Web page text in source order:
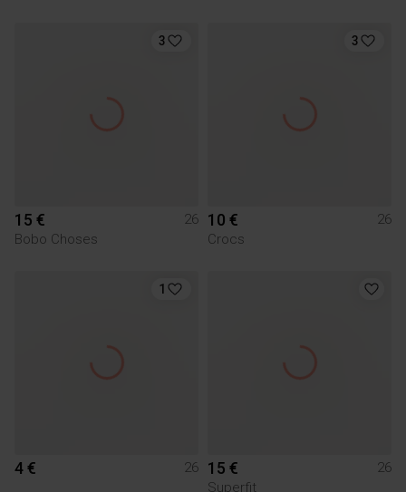
3
15 €
26
Bobo Choses
3
10 €
26
Crocs
1
4 € 26 15 €
26
Superfit